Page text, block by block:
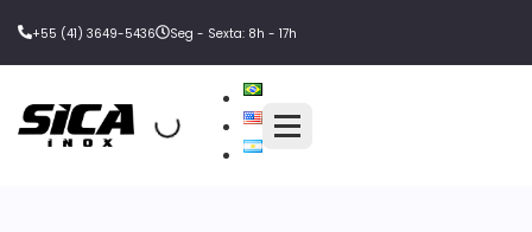
+55 (41) 3649-5436 Seg - Sexta: 8h - 17h